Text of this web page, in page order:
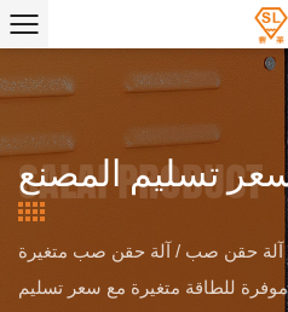
آلة حقن صب / آلة حقن صب متغيرة
للطاقة متغيرة مع سعر تسليم